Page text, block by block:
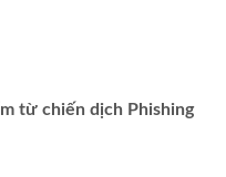
từ chiến dịch Phishing